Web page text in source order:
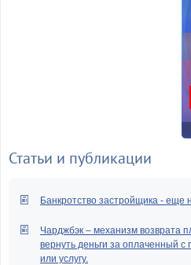
Статьи и публикации
Банкротство застройщика - еще
Чарджбэк – механизм возврата
вернуть деньги за оплаченный
или услугу.